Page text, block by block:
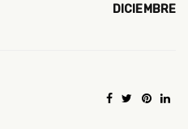
DICIEMBRE